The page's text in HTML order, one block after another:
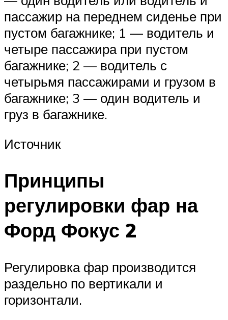
пассажир на переднем сиденье при
пустом багажнике; 1 — водитель и
четыре пассажира при пустом
багажнике; 2 — водитель с
четырьмя пассажирами и грузом в
багажнике; 3 — один водитель и
груз в багажнике.
Источник
Принципы
регулировки фар на
Форд Фокус 2
Регулировка фар производится
раздельно по вертикали и
горизонтали.